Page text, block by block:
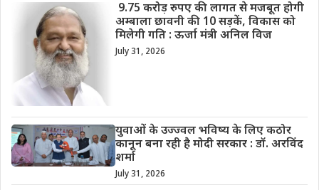
9.75 करोड़ रुपए की लागत से मजबूत होगी
अम्बाला छावनी की 10 सड़कें, विकास को
मिलेगी गति : ऊर्जा मंत्री अनिल विज
July 31, 2026
युवाओं के उज्ज्वल भविष्य के लिए कठोर
कानून बना रही है मोदी सरकार : डॉ. अरविंद
शर्मा
July 31, 2026